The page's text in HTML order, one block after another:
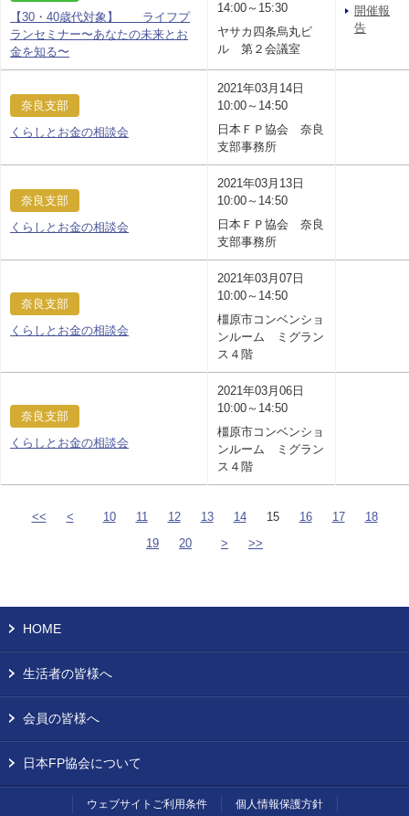
【30・40歳代対象】 ライフプ
ランセミナー〜あなたの未来とお
金を知る〜
14:00～15:30
ヤサカ四条烏丸ビ
ル 第２会議室
開催報
告
奈良支部
くらしとお金の相談会
2021年03月14日
10:00～14:50
日本ＦＰ協会 奈良
支部事務所
奈良支部
くらしとお金の相談会
2021年03月13日
10:00～14:50
日本ＦＰ協会 奈良
支部事務所
奈良支部
くらしとお金の相談会
2021年03月07日
10:00～14:50
橿原市コンベンショ
ンルーム ミグラン
ス４階
奈良支部
くらしとお金の相談会
2021年03月06日
10:00～14:50
橿原市コンベンショ
ンルーム ミグラン
ス４階
<< < 10 11 12 13 14 15 16 17
18
19
20 > >>
HOME
生活者の皆様へ
会員の皆様へ
日本FP協会について
ウェブサイトご利用条件 個人情報保護方針